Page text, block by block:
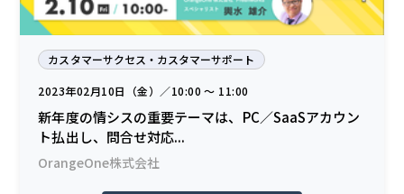
カスタマーサクセス・カスタマーサポート
2023年02月10日（金）／10:00 〜 11:00
新年度の情シスの重要テーマは、PC／SaaSアカウン
ト払出し、問合せ対応...
OrangeOne株式会社